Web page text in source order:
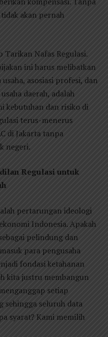
akan pernah
Tarikan Nafas Regulasi.
ini harus melibatkan
asosiasi profesi, dan
daerah, adalah
kebutuhan dan risiko di
terus-menerus
di Jakarta tanpa
negeri.
Regulasi untuk
pertarungan ideologi
Indonesia. Apakah
pelindung dan
para pengusaha
fondasi ketahanan
kita justru membangun
setiap
sehingga seluruh data
syarat? Kami memilih